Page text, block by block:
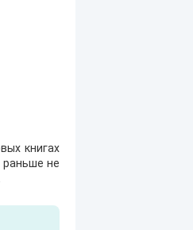
книгах
раньше не